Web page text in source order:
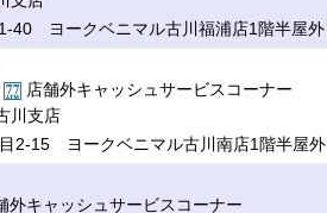
40 ヨークベニマル古川福浦店1階半屋外
店舗外キャッシュサービスコーナー
川支店
2-15 ヨークベニマル古川南店1階半屋外
外キャッシュサービスコーナー